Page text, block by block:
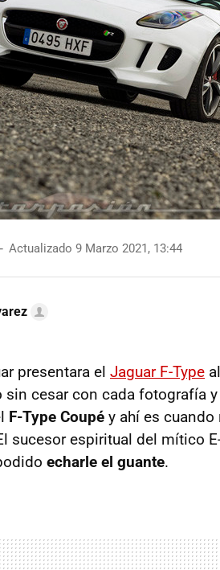
Actualizado 9 Marzo 2021, 13:44
presentara el Jaguar F-Type
sin cesar con cada fotografía
F-Type Coupé y ahí es
sucesor espiritual del mítico
echarle el guante.